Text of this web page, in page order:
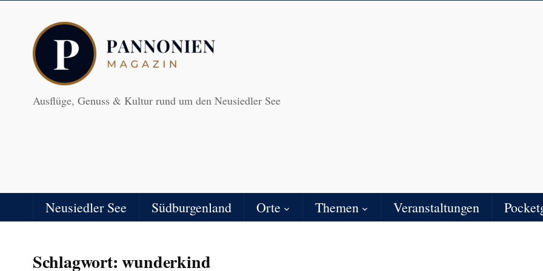
Ausflüge, Genuss & Kultur rund um den Neusiedler See
Neusiedler See Südburgenland Orte Themen Veranstaltungen
Schlagwort:wunderkind